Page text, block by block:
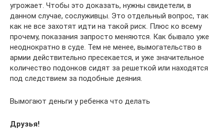
угрожает. Чтобы это доказать, нужны свидетели, в
данном случае, сослуживцы. Это отдельный вопрос, так
как не все захотят идти на такой риск. Плюс ко всему
прочему, показания запросто меняются. Как бывало уже
неоднократно в суде. Тем не менее, вымогательство в
армии действительно пресекается, и уже значительное
количество подонков сидят за решеткой или находятся
под следствием за подобные деяния.
Вымогают деньги у ребенка что делать
Друзья!